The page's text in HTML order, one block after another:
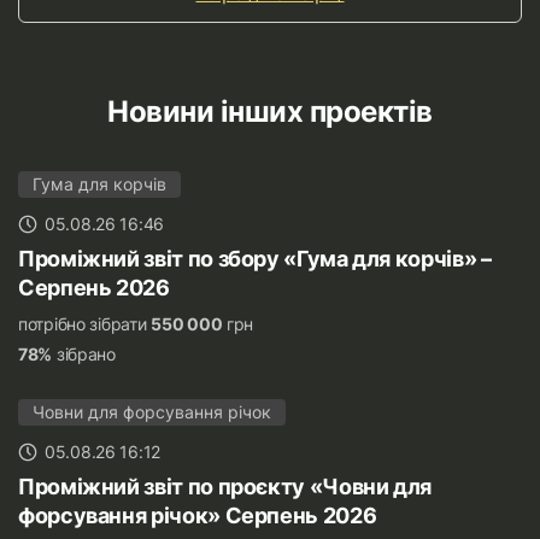
Новини інших проектів
Гума для корчів
05.08.26 16:46
Проміжний звіт по збору «Гума для корчів» –
Серпень 2026
потрібно зібрати 550 000 грн
78% зібрано
Човни для форсування річок
05.08.26 16:12
Проміжний звіт по проєкту «Човни для
форсування річок» Серпень 2026